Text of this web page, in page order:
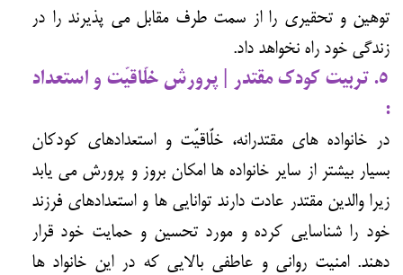
توهین و تحقیری را از سمت طرف مقابل می پذیرند را در
زندگی خود راه نخواهد داد.
۵. تربیت کودک مقتدر | پرورش خلّاقیّت و استعداد
:
در خانواده های مقتدرانه، خلّاقیّت و استعدادهای کودکان
بسیار بیشتر از سایر خانواده ها امکان بروز و پرورش می یابد
زیرا والدین مقتدر عادت دارند توانایی ها و استعدادهای فرزند
خود را شناسایی کرده و مورد تحسین و حمایت خود قرار
دهند. امنیت روانی و عاطفی بالایی که در این خانواد ها